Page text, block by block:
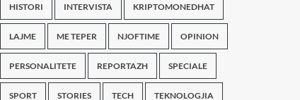
HISTORI INTERVISTA KRIPTOMONEDHAT
LAJME ME TEPER NJOFTIME OPINION
PERSONALITETE REPORTAZH SPECIALE
SPORT STORIES TECH TEKNOLOGJIA